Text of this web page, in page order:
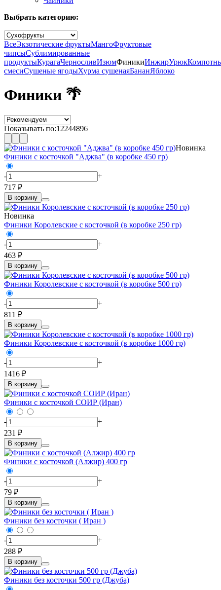
Выбрать категорию:
ВсеЭкзотические фруктыМангоФруктовые
чипсыСублимированные
продуктыКурагаЧерносливИзюмФиникиИнжирУрюк
смесиСушеные ягодыХурма сушенаяБананЯблоко
Финики 🌴
Показывать по:12244896
Новинка
Финики с косточкой "Аджва" (в коробке 450 гр)
-
+
717 ₽
В корзину
Новинка
Финики Королевские с косточкой (в коробке 250 гр)
-
+
463 ₽
В корзину
Финики Королевские с косточкой (в коробке 500 гр)
-
+
811 ₽
В корзину
Финики Королевские с косточкой (в коробке 1000 гр)
-
+
1416 ₽
В корзину
Финики с косточкой СОИР (Иран)
-
+
231 ₽
В корзину
Финики с косточкой (Алжир) 400 гр
-
+
79 ₽
В корзину
Финики без косточки ( Иран )
-
+
288 ₽
В корзину
Финики без косточки 500 гр (Джуба)